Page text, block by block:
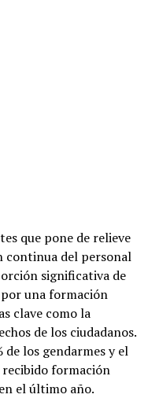
que pone de relieve
continua del personal
significativa de
una formación
clave como la
de los ciudadanos.
los gendarmes y el
formación
el último año.